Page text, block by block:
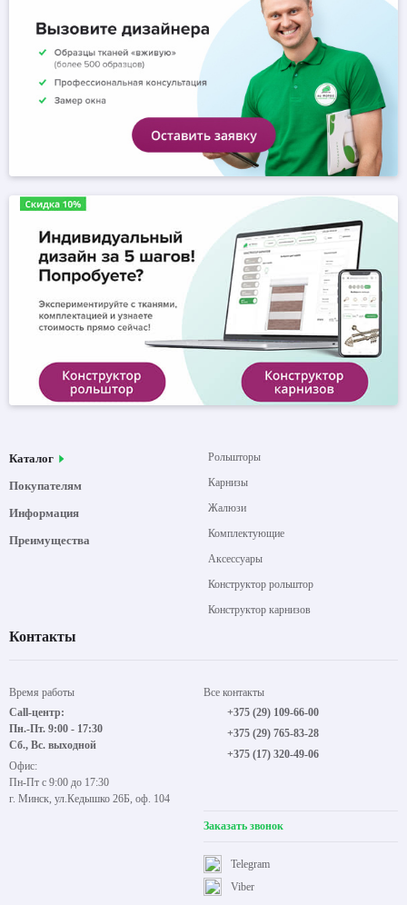
Каталог
Покупателям
Информация
Преимущества
Рольшторы
Карнизы
Жалюзи
Комплектующие
Аксессуары
Конструктор рольштор
Конструктор карнизов
Контакты
Время работы
Call-центр:
Пн.-Пт. 9:00 - 17:30
Сб., Вс. выходной
Офис:
Пн-Пт с 9:00 до 17:30
г. Минск, ул.Кедышко 26Б, оф. 104
Все контакты
+375 (29) 109-66-00
+375 (29) 765-83-28
+375 (17) 320-49-06
Заказать звонок
Viber
Telegram